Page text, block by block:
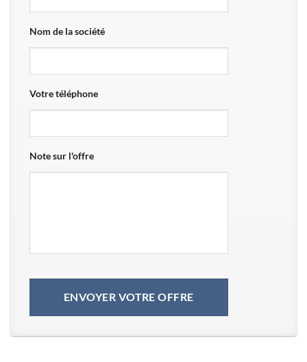
Nom de la société
Votre téléphone
Note sur l'offre